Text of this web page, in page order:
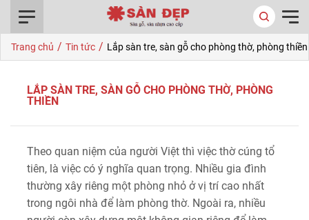
Trang chủ / Tin tức / Lắp sàn tre, sàn gỗ cho phòng thờ, phòng thiền
LẮP SÀN TRE, SÀN GỖ CHO PHÒNG THỜ, PHÒNG
THIỀN
Theo quan niệm của người Việt thì việc thờ cúng tổ
tiên, là việc có ý nghĩa quan trọng. Nhiều gia đình
thường xây riêng một phòng nhỏ ở vị trí cao nhất
trong ngôi nhà để làm phòng thờ. Ngoài ra, nhiều